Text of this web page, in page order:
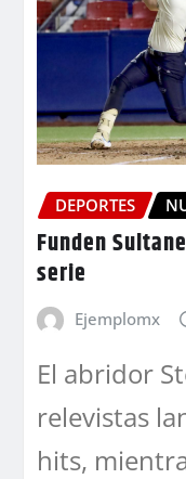
DEPORTES
Funden
serie
Ejemplomx
El abridor
relevistas
hits,